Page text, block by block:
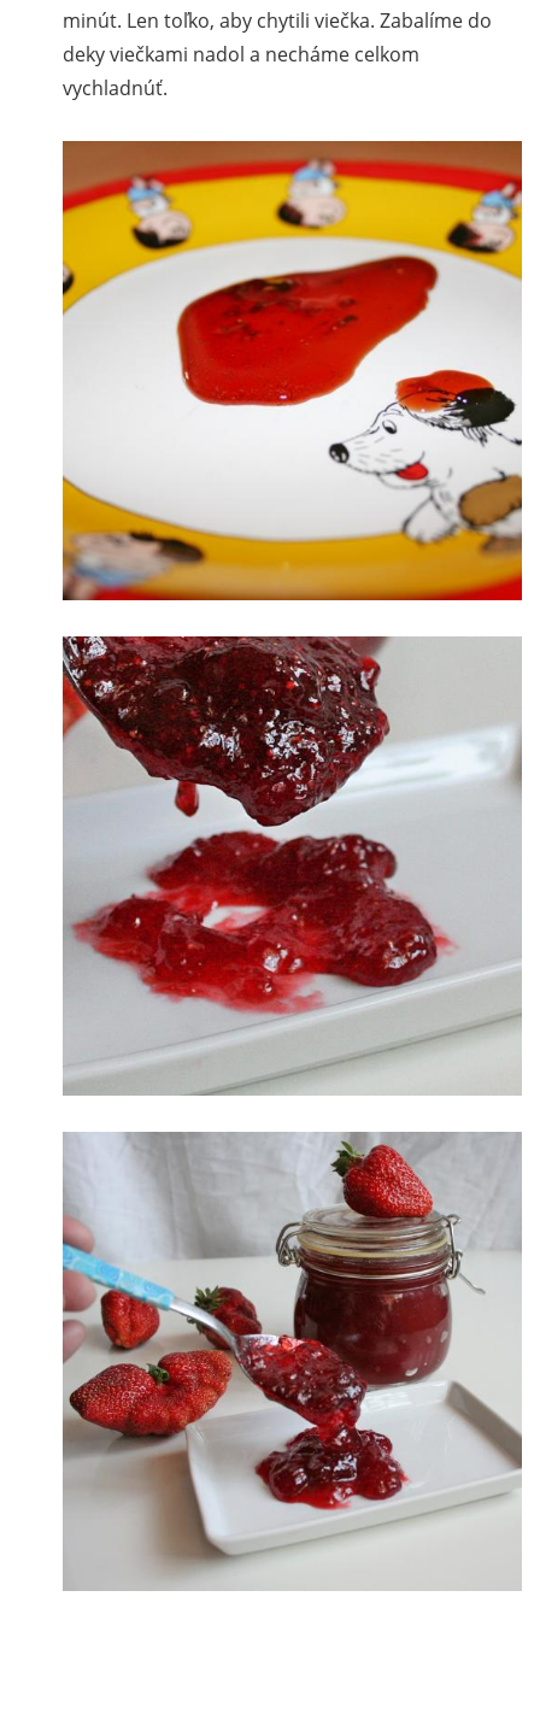
minút. Len toľko, aby chytili viečka. Zabalíme do
deky viečkami nadol a necháme celkom
vychladnúť.